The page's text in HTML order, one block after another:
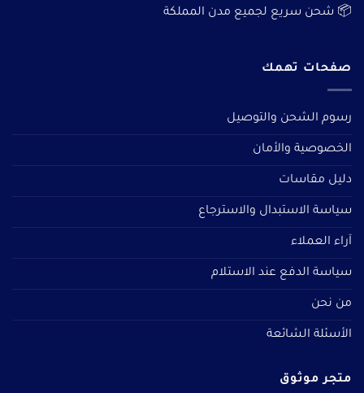
📦 شحن سريع لجميع مدن المملكة
صفحات تهمك
رسوم الشحن والتوصيل
الخصوصية والأمان
دليل مقاسات
سياسة الاستبدال والاسترجاع
آراء العملاء
سياسة الدفع عند الاستلام
من نحن
الأسئلة الشائعة
متجر موثوق